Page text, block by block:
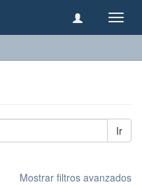
Ir
Mostrar filtros avanzados